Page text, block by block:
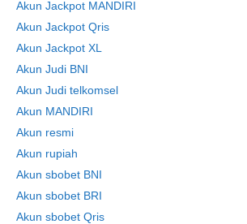
Akun Jackpot MANDIRI
Akun Jackpot Qris
Akun Jackpot XL
Akun Judi BNI
Akun Judi telkomsel
Akun MANDIRI
Akun resmi
Akun rupiah
Akun sbobet BNI
Akun sbobet BRI
Akun sbobet Qris